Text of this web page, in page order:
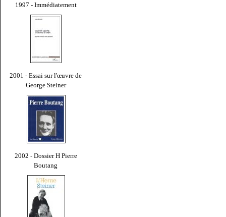
1997 - Immédiatement
2001 - Essai sur l'œuvre de
George Steiner
2002 - Dossier H Pierre
Boutang